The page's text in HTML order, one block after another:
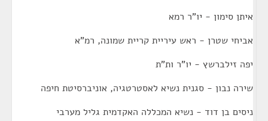
איתן סימון - יו"ר רמא
אביחי שטרן - ראש עיריית קריית שמונה, רמ"א
יפה זילברשץ - יו"ר ות"ת
שירה נבון - סגנית נשיא לאסטרטגיה, אוניברסיטת חיפה
ניסים בן דוד - נשיא המכללה האקדמית גליל מערבי